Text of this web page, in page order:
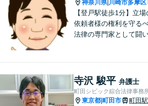
気軽にご相談頂ければ
ます。
神奈川県| 川崎市多摩区
【登戸駅徒歩1分】立
依頼者様の権利を守るべ
法律の専門家として闘
件・刑事事件・労働事件
ど、幅広く対応いたしま
寺沢 駿平 弁護士
町田シビック綜合法律事務
東京都 町田市 町田駅